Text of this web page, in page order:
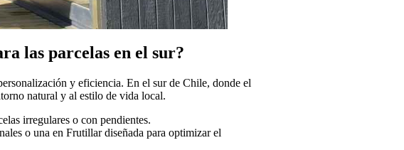
las parcelas en el sur?
y eficiencia. En el sur de Chile, donde el
natural y al estilo de vida local.
irregulares o con pendientes.
o una en Frutillar diseñada para optimizar el